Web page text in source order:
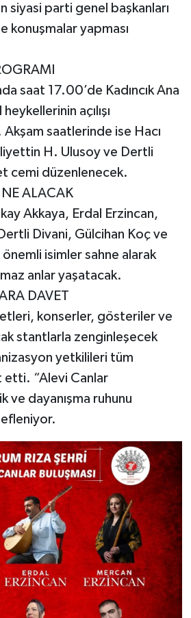
siyasi parti genel başkanları
konuşmalar yapması
saat 17.00’de Kadıncık Ana
açılışı
saatlerinde ise Hacı
H. Ulusoy ve Dertli
cemi düzenlenecek.
ALACAK
Akkaya, Erdal Erzincan,
Divani, Gülcihan Koç ve
isimler sahne alarak
anlar yaşatacak.
DAVET
konserler, gösteriler ve
stantlarla zenginleşecek
yetkilileri tüm
etti. “Alevi Canlar
ve dayanışma ruhunu